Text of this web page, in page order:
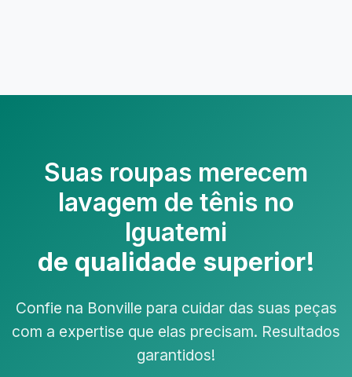
Suas roupas merecem
lavagem de tênis no
Iguatemi
de qualidade superior!
Confie na Bonville para cuidar das suas peças
com a expertise que elas precisam. Resultados
garantidos!